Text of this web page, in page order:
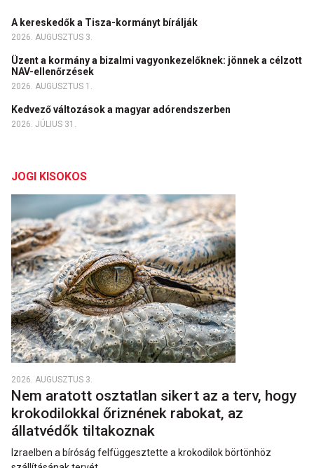
A kereskedők a Tisza-kormányt bírálják
2026. AUGUSZTUS 3.
Üzent a kormány a bizalmi vagyonkezelőknek: jönnek a célzott
NAV-ellenőrzések
2026. AUGUSZTUS 1.
Kedvező változások a magyar adórendszerben
2026. JÚLIUS 31.
JOGI KISOKOS
2026. AUGUSZTUS 3.
Nem aratott osztatlan sikert az a terv, hogy
krokodilokkal őriznének rabokat, az
állatvédők tiltakoznak
Izraelben a bíróság felfüggesztette a krokodilok börtönhöz